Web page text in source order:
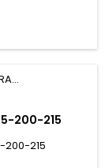
200-215
200-215